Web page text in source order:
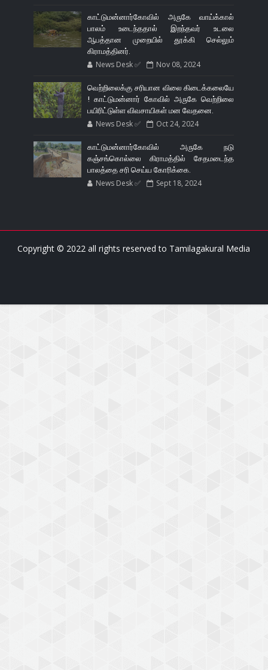
காட்டுமன்னார்கோவில் அருகே வாய்க்கால்
பாலம் உடைந்ததால் இறந்தவர் உடலை
ஆபத்தான முறையில் தூக்கி செல்லும்
கிராமத்தினர்.
News Desk ✅ Nov 08, 2024
வெற்றிலைக்கு சரியான விலை கிடைக்கலையே
! காட்டுமன்னார் கோவில் அருகே வெற்றிலை
பயிரிட்டுள்ள விவசாயிகள் மன வேதனை.
News Desk ✅ Oct 24, 2024
காட்டுமன்னார்கோவில் அருகே நடு
கஞ்சங்கொல்லை கிராமத்தில் சேதமடைந்த
பாலத்தை சரி செய்ய கோரிக்கை.
News Desk ✅ Sept 18, 2024
Copyright © 2022 all rights reserved to Tamilagakural Media